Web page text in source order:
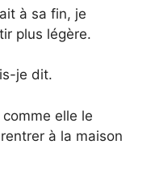
à sa fin, je
plus légère.
je dit.
elle le
à la maison